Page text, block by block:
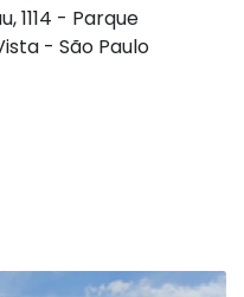
1114 - Parque
- São Paulo